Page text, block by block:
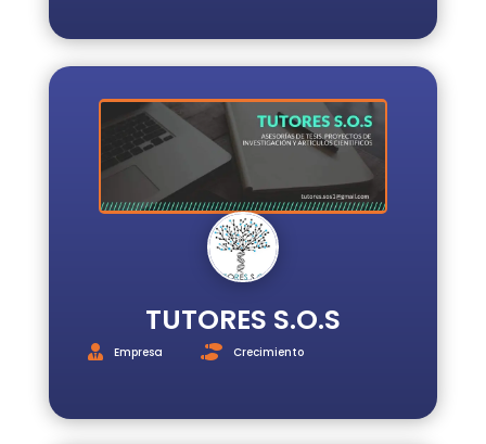
TUTORES S.O.S
Empresa Crecimiento